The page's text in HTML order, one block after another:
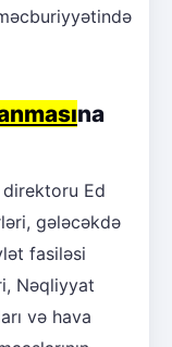
na
Ed
gələcəkdə
fasiləsi
Nəqliyyat
və hava